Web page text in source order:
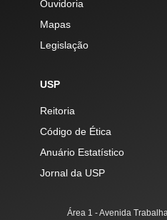
Ouvidoria
Mapas
Legislação
USP
Reitoria
Código de Ética
Anuário Estatístico
Jornal da USP
Área 1 - Avenida